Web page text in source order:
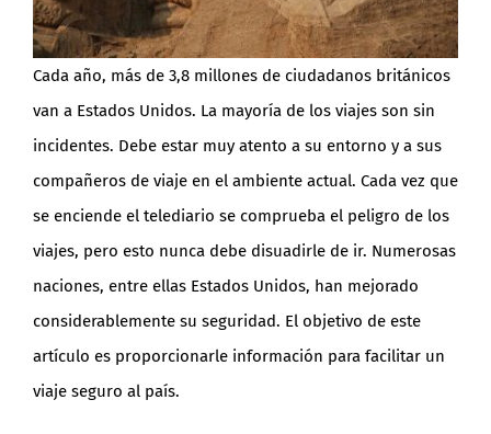
Cada año, más de 3,8 millones de ciudadanos británicos
van a Estados Unidos. La mayoría de los viajes son sin
incidentes. Debe estar muy atento a su entorno y a sus
compañeros de viaje en el ambiente actual. Cada vez que
se enciende el telediario se comprueba el peligro de los
viajes, pero esto nunca debe disuadirle de ir. Numerosas
naciones, entre ellas Estados Unidos, han mejorado
considerablemente su seguridad. El objetivo de este
artículo es proporcionarle información para facilitar un
viaje seguro al país.